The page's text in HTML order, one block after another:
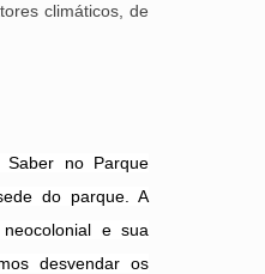
climáticos, de
no Parque
do parque. A
e sua
desvendar os